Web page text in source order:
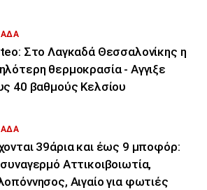
Στο Λαγκαδά Θεσσαλονίκης η
θερμοκρασία - Αγγιξε
40 βαθμούς Κελσίου
39άρια και έως 9 μποφόρ:
Αττικοιβοιωτία,
Αιγαίο για φωτιές